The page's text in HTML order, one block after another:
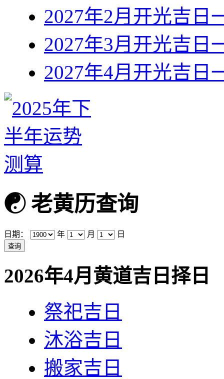
2027年2月开光吉日
2027年3月开光吉日
2027年4月开光吉日
☯老黄历查询
日期： 年 月 日
2026年4月黄道吉日择日
祭祀吉日
沐浴吉日
搬家吉日